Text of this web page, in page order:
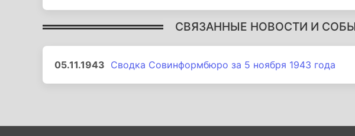
СВЯЗАННЫЕ НОВОСТИ И
05.11.1943 Сводка Совинформбюро за 5 ноября 1943 года